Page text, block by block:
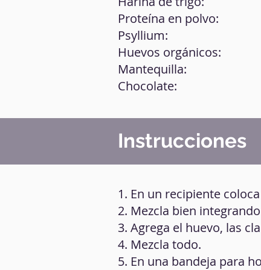
Proteína en polvo:
Psyllium:
Huevos orgánicos:
Mantequilla:
Chocolate:
Instrucciones
1. En un recipiente
2. Mezcla bien
3. Agrega el huevo, las
4. Mezcla todo.
5. En una bandeja para